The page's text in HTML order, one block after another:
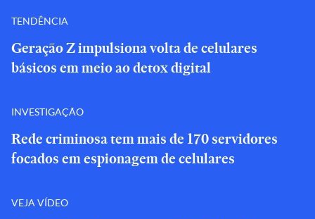
TENDÊNCIA
Geração Z impulsiona volta de celulares
básicos em meio ao detox digital
INVESTIGAÇÃO
Rede criminosa tem mais de 170 servidores
focados em espionagem de celulares
VEJA VÍDEO